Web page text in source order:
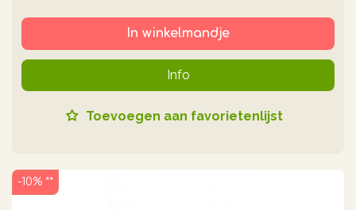
In winkelmandje
Info
Toevoegen aan favorietenlijst
-10% **